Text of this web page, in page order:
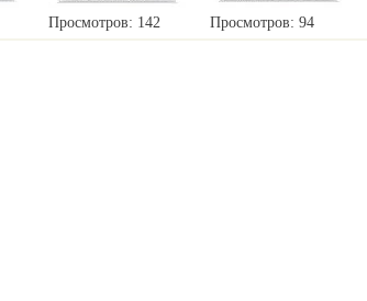
Просмотров: 142 Просмотров: 94